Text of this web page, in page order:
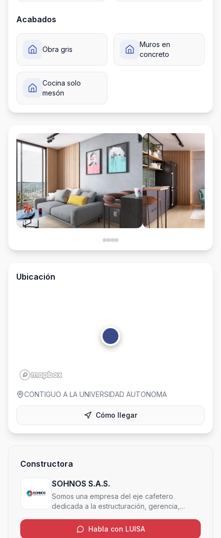
Acabados
Obra gris
Muros en
concreto
Cocina solo
mesón
Ubicación
CONTIGUO A LA UNIVERSIDAD AUTONOMA
Cómo llegar
Constructora
SOHNOS S.A.S.
Somos una empresa del eje cafetero
dedicada a la estructuración, gerencia,
comercialización de proyectos inmobiliarios,
de igual forma gestionamos activos
Habla con LUISA